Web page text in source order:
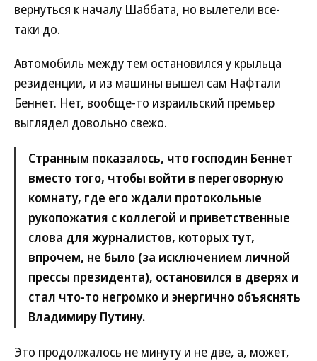
вернуться к началу Шаббата, но вылетели все-
таки до.
Автомобиль между тем остановился у крыльца
резиденции, и из машины вышел сам Нафтали
Беннет. Нет, вообще-то израильский премьер
выглядел довольно свежо.
Странным показалось, что господин Беннет
вместо того, чтобы войти в переговорную
комнату, где его ждали протокольные
рукопожатия с коллегой и приветственные
слова для журналистов, которых тут,
впрочем, не было (за исключением личной
прессы президента), остановился в дверях и
стал что-то негромко и энергично объяснять
Владимиру Путину.
Это продолжалось не минуту и не две, а, может,